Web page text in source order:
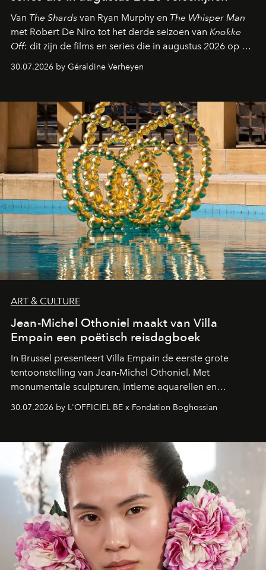
Van The Shards van Ryan Murphy en The Whisper Man
met Robert De Niro tot het derde seizoen van Knokke
Off: dit zijn de films en series die in augustus 2026 op de
streamingplatformen verschijnen.
30.07.2026 by Géraldine Verheyen
ART & CULTURE
Jean-Michel Othoniel maakt van Villa
Empain een poëtisch reisdagboek
In Brussel presenteert Villa Empain de eerste grote
tentoonstelling van Jean-Michel Othoniel. Met
monumentale sculpturen, intieme aquarellen en
fonkelend Murano-glas creëert de Franse kunstenaar
een emotionele reis waarin elk werk de herinnering
moment van verwondering.
30.07.2026 by L'OFFICIEL BE x Fondation Boghossian